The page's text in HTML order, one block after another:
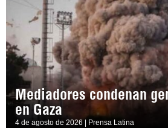
Mediadores condenan
en Gaza
4 de agosto de 2026 | Prensa Latina